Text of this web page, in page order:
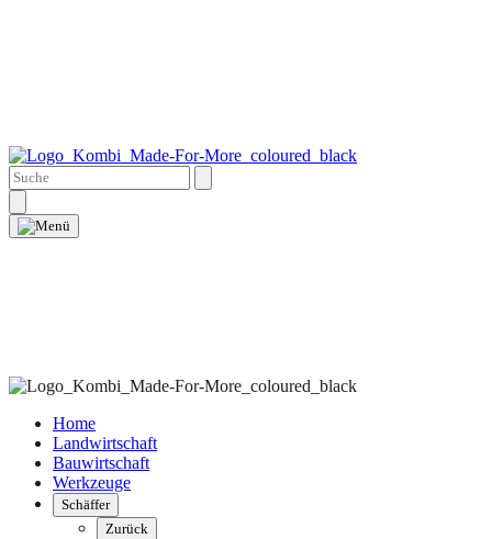
Home
Landwirtschaft
Bauwirtschaft
Werkzeuge
Schäffer
Zurück